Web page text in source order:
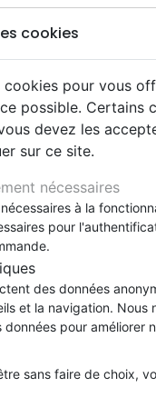
Grosjean Pascal
par auteur
Filtrertune
Louange,
cookies
cookies pour vous
possible. Certains
devez les
sur ce site.
nécessaires
à la
pour
des données
et la navigation. Nous
pour améliorer
sans faire de choix,